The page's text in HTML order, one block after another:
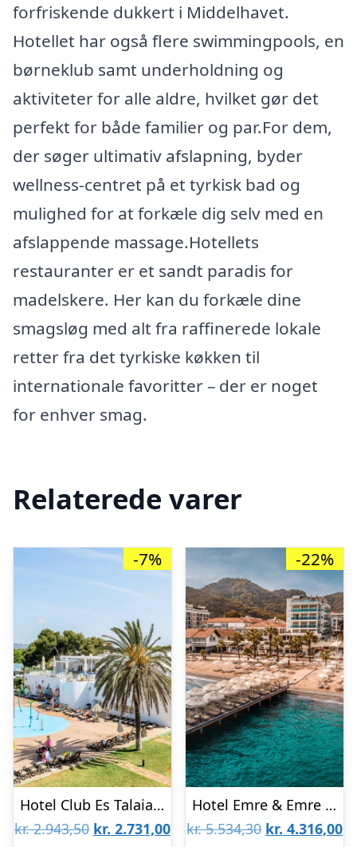
forfriskende dukkert i Middelhavet.
Hotellet har også flere swimmingpools, en
børneklub samt underholdning og
aktiviteter for alle aldre, hvilket gør det
perfekt for både familier og par.For dem,
der søger ultimativ afslapning, byder
wellness-centret på et tyrkisk bad og
mulighed for at forkæle dig selv med en
afslappende massage.Hotellets
restauranter er et sandt paradis for
madelskere. Her kan du forkæle dine
smagsløg med alt fra raffinerede lokale
retter fra det tyrkiske køkken til
internationale favoritter – der er noget
for enhver smag.
Relaterede varer
-7%
Hotel Club Es Talaial (All Inclusive)
kr.2.943,50 Den
kr. 2.731,00Den
-22%
Hotel Emre & Emre Beach
kr.5.534,30 Den
kr. 4.316,00